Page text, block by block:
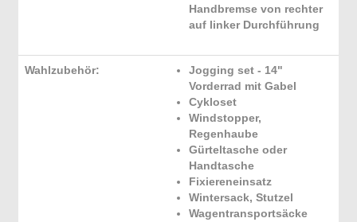
Handbremse von rechter
auf linker Durchführung
Wahlzubehör:
Jogging set - 14"
Vorderrad mit Gabel
Cykloset
Windstopper,
Regenhaube
Gürteltasche oder
Handtasche
Fixiereneinsatz
Wintersack, Stutzel
Wagentransportsäcke